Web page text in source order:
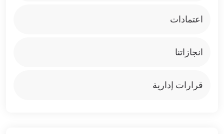
اعتمادات
انجازاتنا
قرارات إدارية